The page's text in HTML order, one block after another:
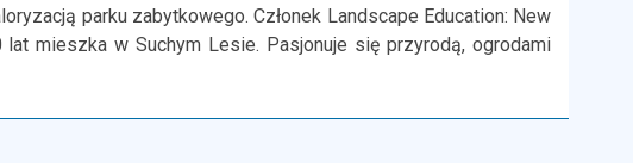
parku zabytkowego. Członek Landscape Education: New
lat mieszka w Suchym Lesie. Pasjonuje się przyrodą,ogrodami